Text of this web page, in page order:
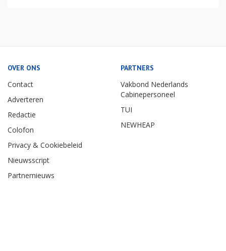
OVER ONS
Contact
Adverteren
Redactie
Colofon
Privacy & Cookiebeleid
Nieuwsscript
Partnernieuws
PARTNERS
Vakbond Nederlands
Cabinepersoneel
TUI
NEWHEAP